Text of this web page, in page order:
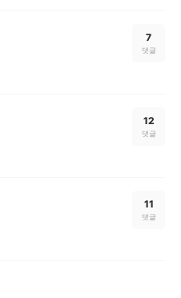
7
댓글
12
댓글
11
댓글